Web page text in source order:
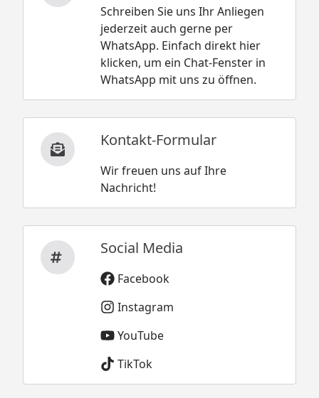
Schreiben Sie uns Ihr Anliegen
jederzeit auch gerne per
WhatsApp. Einfach direkt hier
klicken, um ein Chat-Fenster in
WhatsApp mit uns zu öffnen.
Kontakt-Formular
Wir freuen uns auf Ihre
Nachricht!
Social Media
Facebook
Instagram
YouTube
TikTok